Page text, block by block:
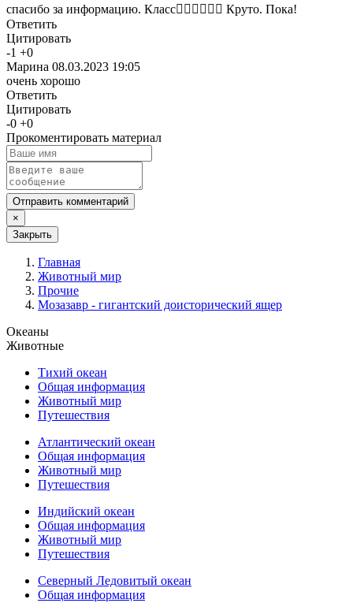
спасибо за информацию. Класс👍🏻👍🏻👍🏻 Круто. Пока!
Ответить
Цитировать
-1 +0
Марина 08.03.2023 19:05
очень хорошо
Ответить
Цитировать
-0 +0
Прокоментировать материал
Отправить комментарий
×
Закрыть
Главная
Животный мир
Прочие
Мозазавр - гигантский доисторический ящер
Океаны
Животные
Тихий океан
Общая информация
Животный мир
Путешествия
Атлантический океан
Общая информация
Животный мир
Путешествия
Индийский океан
Общая информация
Животный мир
Путешествия
Северный Ледовитый океан
Общая информация